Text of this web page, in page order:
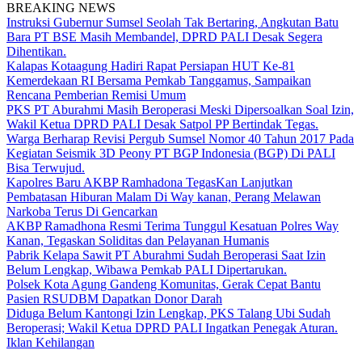
BREAKING NEWS
Instruksi Gubernur Sumsel Seolah Tak Bertaring, Angkutan Batu
Bara PT BSE Masih Membandel, DPRD PALI Desak Segera
Dihentikan.
Kalapas Kotaagung Hadiri Rapat Persiapan HUT Ke-81
Kemerdekaan RI Bersama Pemkab Tanggamus, Sampaikan
Rencana Pemberian Remisi Umum
PKS PT Aburahmi Masih Beroperasi Meski Dipersoalkan Soal Izin,
Wakil Ketua DPRD PALI Desak Satpol PP Bertindak Tegas.
Warga Berharap Revisi Pergub Sumsel Nomor 40 Tahun 2017 Pada
Kegiatan Seismik 3D Peony PT BGP Indonesia (BGP) Di PALI
Bisa Terwujud.
Kapolres Baru AKBP Ramhadona TegasKan Lanjutkan
Pembatasan Hiburan Malam Di Way kanan, Perang Melawan
Narkoba Terus Di Gencarkan
AKBP Ramadhona Resmi Terima Tunggul Kesatuan Polres Way
Kanan, Tegaskan Soliditas dan Pelayanan Humanis
Pabrik Kelapa Sawit PT Aburahmi Sudah Beroperasi Saat Izin
Belum Lengkap, Wibawa Pemkab PALI Dipertarukan.
Polsek Kota Agung Gandeng Komunitas, Gerak Cepat Bantu
Pasien RSUDBM Dapatkan Donor Darah
Diduga Belum Kantongi Izin Lengkap, PKS Talang Ubi Sudah
Beroperasi; Wakil Ketua DPRD PALI Ingatkan Penegak Aturan.
Iklan Kehilangan